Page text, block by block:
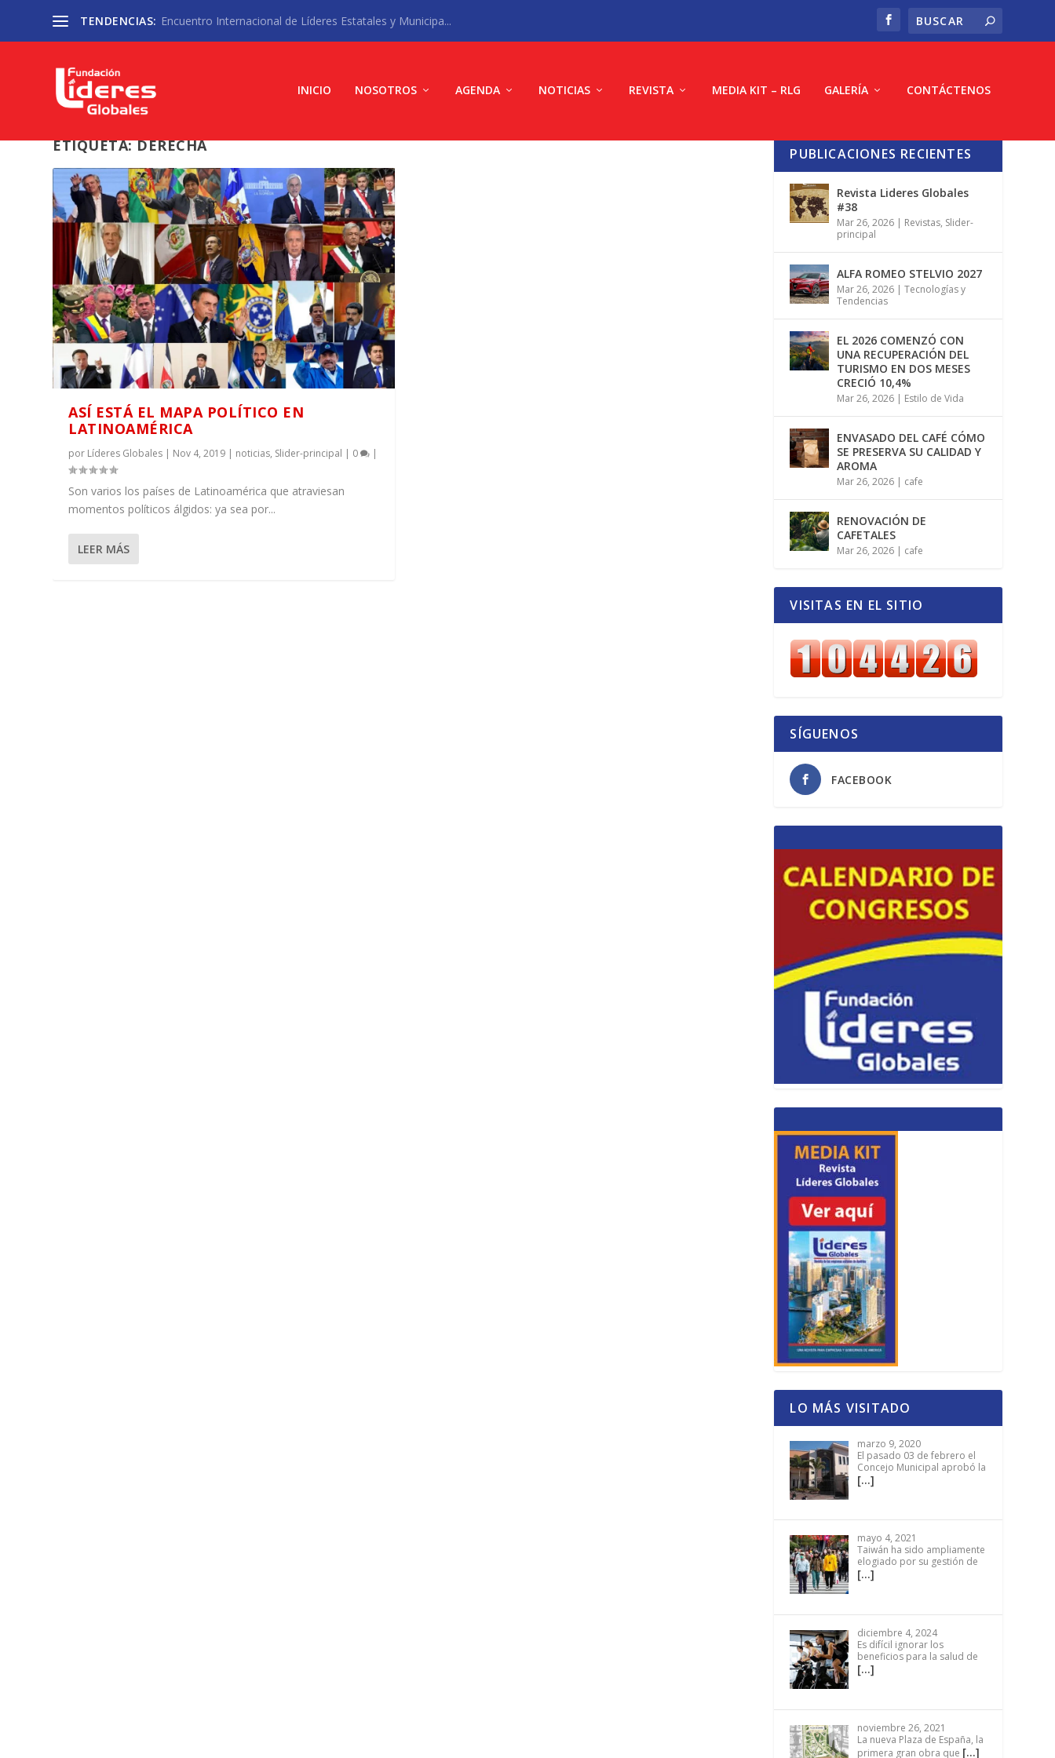
TENDENCIAS: Encuentro Internacional de Líderes Estatales y Municipa...
INICIO NOSOTROS AGENDA NOTICIAS REVISTA MEDIA KIT – RLG GALERÍA CONTÁCTENOS
ETIQUETA:DERECHA
ASÍ ESTÁ EL MAPA POLÍTICO EN
LATINOAMÉRICA
por Líderes Globales | Nov 4, 2019 | noticias, Slider-principal | 0 |
Son varios los países de Latinoamérica que atraviesan
momentos políticos álgidos: ya sea por...
LEER MÁS
PUBLICACIONES RECIENTES
Revista Lideres Globales
#38
Mar 26, 2026 | Revistas, Slider-
principal
ALFA ROMEO STELVIO 2027
Mar 26, 2026 |Tecnologías y
Tendencias
EL 2026 COMENZÓ CON
UNA RECUPERACIÓN DEL
TURISMO EN DOS MESES
CRECIÓ 10,4%
Mar 26, 2026 | Estilo de Vida
ENVASADO DEL CAFÉ CÓMO
SE PRESERVA SU CALIDAD Y
AROMA
Mar 26, 2026 | cafe
RENOVACIÓN DE
CAFETALES
Mar 26, 2026 | cafe
VISITAS EN EL SITIO
SÍGUENOS
FACEBOOK
LO MÁS VISITADO
marzo 9, 2020
El pasado 03 de febrero el
Concejo Municipal aprobó la
[…]
mayo 4, 2021
Taiwán ha sido ampliamente
elogiado por su gestión de
[…]
diciembre 4, 2024
Es difícil ignorar los
beneficios para la salud de
[…]
noviembre 26, 2021
La nueva Plaza de España, la
primera gran obra que […]